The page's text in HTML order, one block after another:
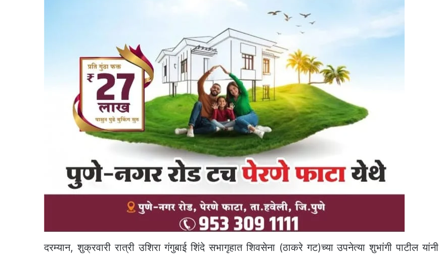
दरम्यान, शुक्रवारी रात्री उशिरा गंगुबाई शिंदे सभागृहात शिवसेना (ठाकरे गट)च्या उपनेत्या शुभांगी पाटील यांनी